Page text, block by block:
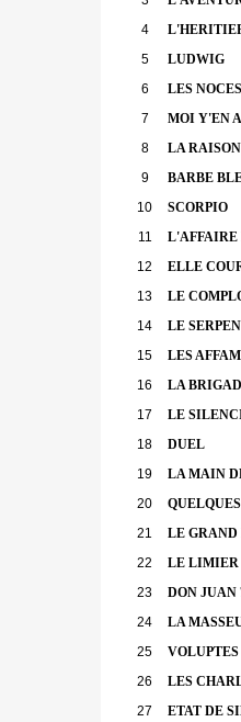
4
5
LUDWIG
6
LES
7
MOI Y'EN
8
LA
9
BARBE
10
SCORPIO
11
12
ELLE
13
LE
14
LE
15
LES
16
LA
17
LE
18
DUEL
19
LA MAIN
20
21
LE GRAND
22
LE LIMIER
23
DON JUAN
24
LA
25
26
LES
27
ETAT DE